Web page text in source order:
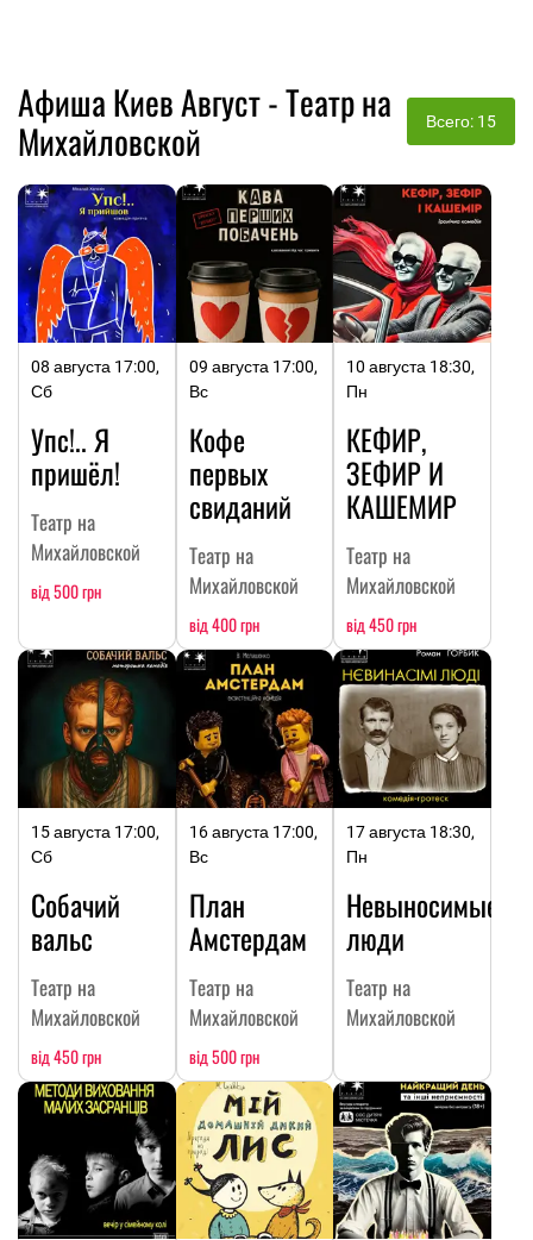
Афиша Киев Август - Театр на
Михайловской
Всего: 15
08 августа 17:00,
Сб
Упс!.. Я
пришёл!
Театр на
Михайловской
від 500 грн
09 августа 17:00,
Вс
Кофе
первых
свиданий
Театр на
Михайловской
від 400 грн
10 августа 18:30,
Пн
КЕФИР,
ЗЕФИР И
КАШЕМИР
Театр на
Михайловской
від 450 грн
15 августа 17:00,
Сб
Собачий
вальс
Театр на
Михайловской
від 450 грн
16 августа 17:00,
Вс
План
Амстердам
Театр на
Михайловской
від 500 грн
17 августа 18:30,
Пн
Невыносимые
люди
Театр на
Михайловской